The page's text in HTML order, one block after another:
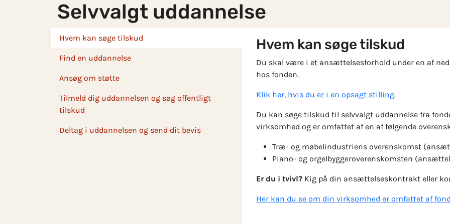
Skip to main contentSelvvalgt uddannelse
Hvem kan søge tilskud
Find en uddannelse
Ansøg om støtte
Tilmeld dig uddannelsen og søg offentligt
tilskud
Deltag i uddannelsen og send dit bevis
Hvem kan søge tilskud
Du skal være i et ansættelsesforhold under en af
hos fonden.
Klik her, hvis du er i en opsagt stilling.
Du kan søge tilskud til selvvalgt uddannelse fra
virksomhed og er omfattet af en af følgende
Træ- og møbelindustriens overenskomst
Piano- og orgelbyggeroverenskomsten
Er du i tvivl? Kig på din ansættelseskontrakt eller
Her kan du se om din virksomhed er omfattet af